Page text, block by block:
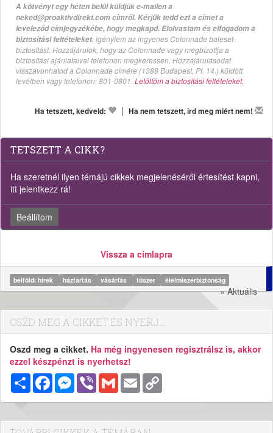
A kötvényt egy héten belül küldjük e-mailen a
neked@proaktivdirekt.com címről. Kérjük tedd ezt a címet a
leveleződ címjegyzékébe, hogy megkapd. Elolvastam és elfogadom a
biztosítási feltételeket, igénylem az ingyenes Colonnade baleset-
biztosítást. Hozzájárulok, hogy az Colonnade vagy megbízottja a
biztosítási ajánlataival telefonon megkeressen. Hozzájárulásodat
visszavonhatod a Colonnade címére (1388 Budapest, Pf. 14.) küldött
levélben vagy telefonon: 801-0801. Letöltöm a biztosítási feltételeket.
Ha tetszett, kedveld: | Ha nem tetszett, írd meg miért nem!
TETSZETT A CIKK?
Ha szeretnél ilyen témájú cikkek megjelenéséről értesítést kapni,
itt jelentkezz rá!
Beállítom
Vissza a címlapra
belföldi hírek háztartás vásárlás fűszer élelmiszerbiztonság
» Aktuális
OSZD MEG A CIKKET ÉS NYERJ...
Oszd meg a cikket. Ha még ingyenesen regisztrálsz is, akkor
ezzel készpénzt is nyerhetsz!
MegosztásFacebookMessenger
Viber Gmail Email